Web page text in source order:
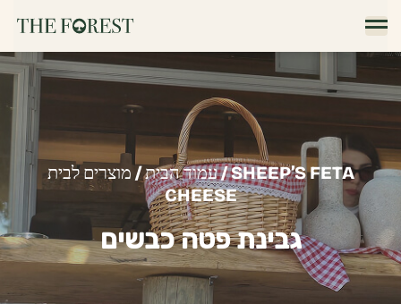
עמוד הבית/מוצרים לבית
/ SHEEP’S FETA
CHEESE
גבינת פטה כבשים